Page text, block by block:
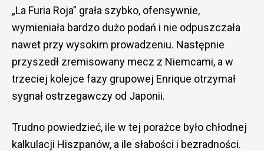
„La Furia Roja” grała szybko, ofensywnie,
wymieniała bardzo dużo podań i nie odpuszczała
nawet przy wysokim prowadzeniu. Następnie
przyszedł zremisowany mecz z Niemcami, a w
trzeciej kolejce fazy grupowej Enrique otrzymał
sygnał ostrzegawczy od Japonii.
Trudno powiedzieć, ile w tej porażce było chłodnej
kalkulacji Hiszpanów, a ile słabości i bezradności.